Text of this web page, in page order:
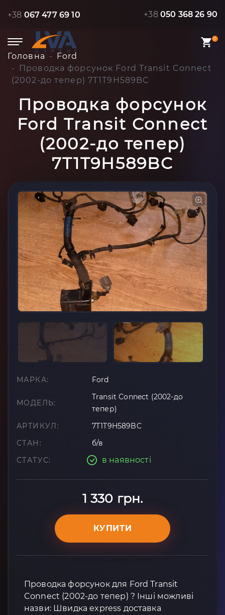
+38 067 477 69 10 +38 050 368 26 90
0
Головна
Ford
Проводка форсунок Ford Transit Connect
(2002-до тепер) 7T1T9H589BC
Проводка форсунок
Ford Transit Connect
(2002-до тепер)
7T1T9H589BC
МАРКА: Ford
МОДЕЛЬ:
Transit Connect (2002-до
тепер)
АРТИКУЛ:
7T1T9H589BC
СТАН:
б/в
СТАТУС:
в наявності
1 330 грн.
КУПИТИ
Проводка форсунок для Ford Transit
Connect (2002-до тепер) ? Інші можливі
назви: Швидка express доставка